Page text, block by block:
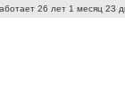
26 лет 1 месяц 23